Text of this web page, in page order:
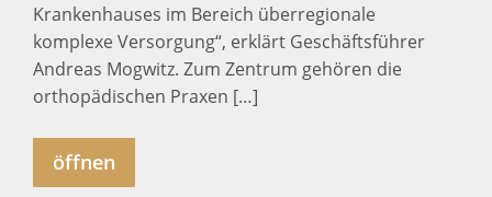
Krankenhauses im Bereich überregionale
komplexe Versorgung“, erklärt Geschäftsführer
Andreas Mogwitz. Zum Zentrum gehören die
orthopädischen Praxen […]
öffnen